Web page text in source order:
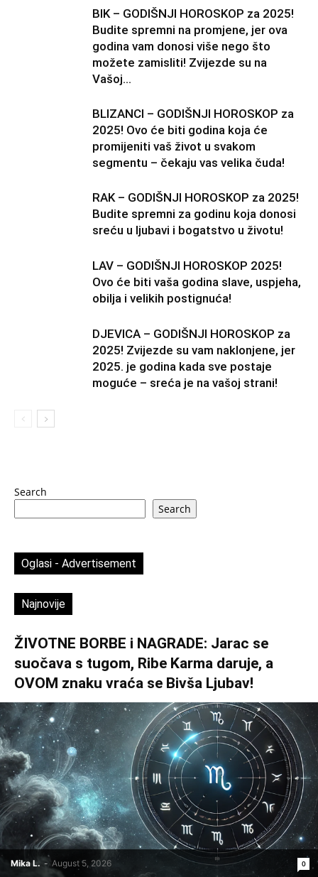
BIK – GODIŠNJI HOROSKOP za 2025!
Budite spremni na promjene, jer ova
godina vam donosi više nego što
možete zamisliti! Zvijezde su na
Vašoj...
BLIZANCI – GODIŠNJI HOROSKOP za
2025! Ovo će biti godina koja će
promijeniti vaš život u svakom
segmentu – čekaju vas velika čuda!
RAK – GODIŠNJI HOROSKOP za 2025!
Budite spremni za godinu koja donosi
sreću u ljubavi i bogatstvo u životu!
LAV – GODIŠNJI HOROSKOP 2025!
Ovo će biti vaša godina slave, uspjeha,
obilja i velikih postignuća!
DJEVICA – GODIŠNJI HOROSKOP za
2025! Zvijezde su vam naklonjene, jer
2025. je godina kada sve postaje
moguće – sreća je na vašoj strani!
Search
Search
Oglasi - Advertisement
Najnovije
ŽIVOTNE BORBE i NAGRADE: Jarac se
suočava s tugom, Ribe Karma daruje, a
OVOM znaku vraća se Bivša Ljubav!
Mika L. - August 5, 2026 0